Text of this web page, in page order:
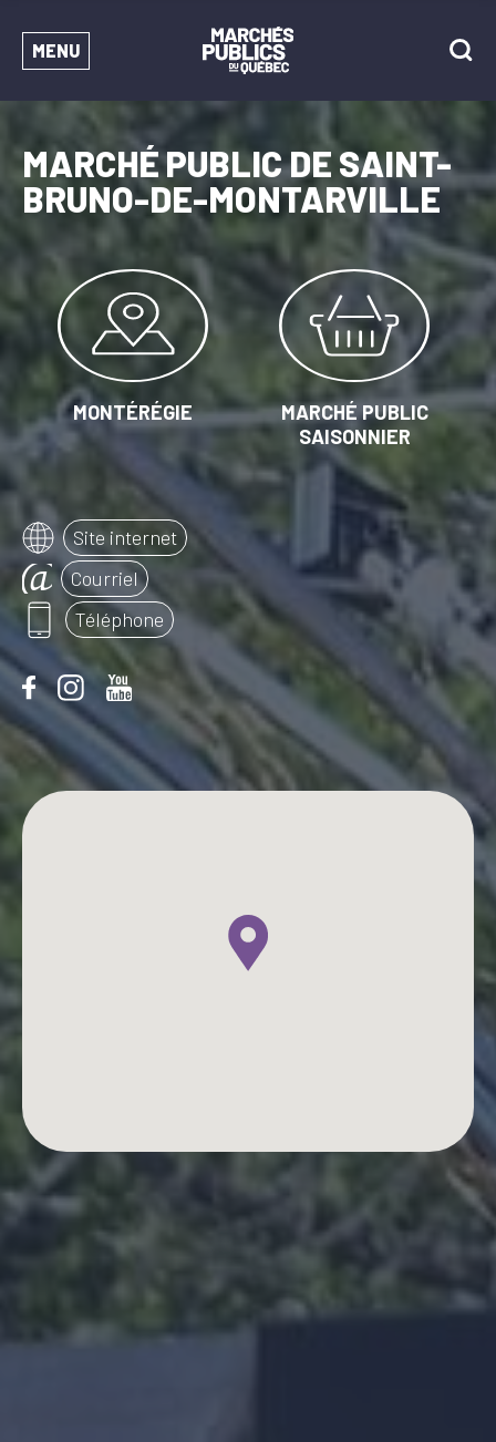
MENU
MARCHÉ PUBLIC DE SAINT-
BRUNO-DE-MONTARVILLE
MONTÉRÉGIE
MARCHÉ PUBLIC
SAISONNIER
Site internet
Courriel
Téléphone